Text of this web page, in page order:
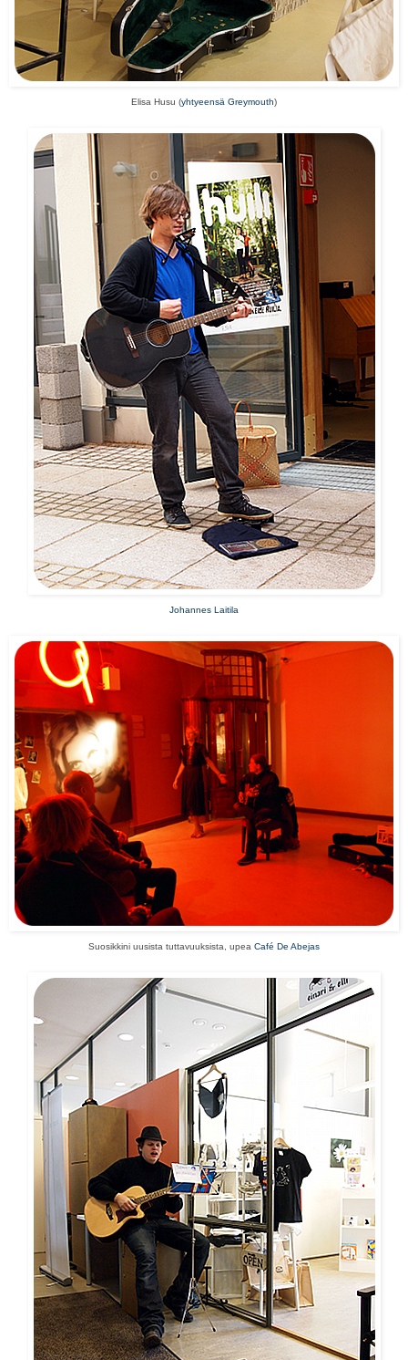
Elisa Husu (yhtyeensä Greymouth)
Johannes Laitila
Suosikkini uusista tuttavuuksista, upea Café De Abejas